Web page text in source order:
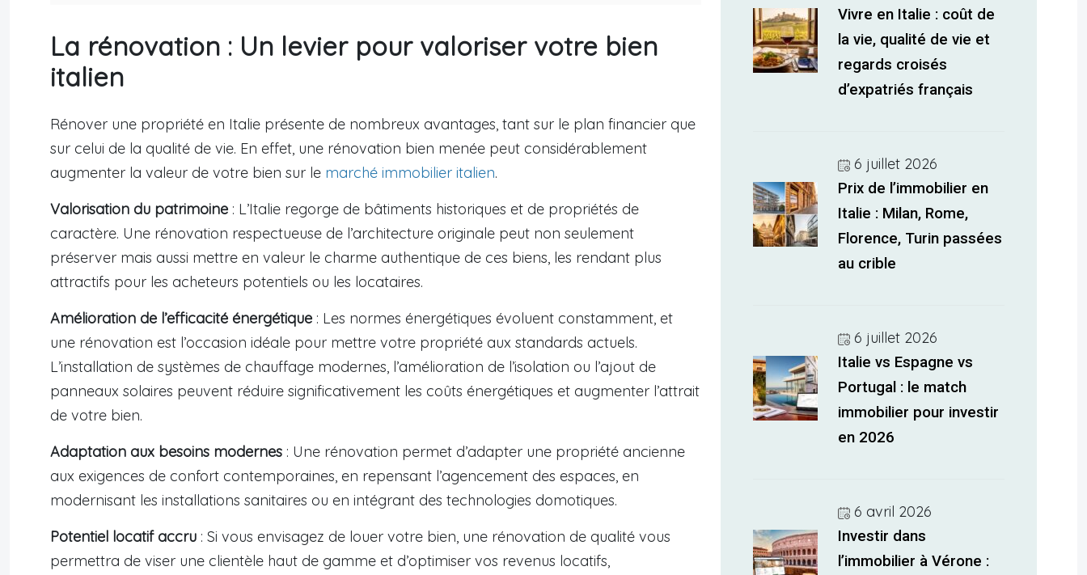
La rénovation : Un levier pour valoriser votre bien
italien
Rénover une propriété en Italie présente de nombreux avantages, tant sur le plan financier que
sur celui de la qualité de vie. En effet, une rénovation bien menée peut considérablement
augmenter la valeur de votre bien sur le marché immobilier italien.
Valorisation du patrimoine : L’Italie regorge de bâtiments historiques et de propriétés de
caractère. Une rénovation respectueuse de l’architecture originale peut non seulement
préserver mais aussi mettre en valeur le charme authentique de ces biens, les rendant plus
attractifs pour les acheteurs potentiels ou les locataires.
Amélioration de l’efficacité énergétique : Les normes énergétiques évoluent constamment, et
une rénovation est l’occasion idéale pour mettre votre propriété aux standards actuels.
L’installation de systèmes de chauffage modernes, l’amélioration de l’isolation ou l’ajout de
panneaux solaires peuvent réduire significativement les coûts énergétiques et augmenter l’attrait
de votre bien.
Adaptation aux besoins modernes : Une rénovation permet d’adapter une propriété ancienne
aux exigences de confort contemporaines, en repensant l’agencement des espaces, en
modernisant les installations sanitaires ou en intégrant des technologies domotiques.
Potentiel locatif accru : Si vous envisagez de louer votre bien, une rénovation de qualité vous
permettra de viser une clientèle haut de gamme et d’optimiser vos revenus locatifs,
Vivre en Italie : coût de
la vie, qualité de vie et
regards croisés
d’expatriés français
6 juillet 2026
Prix de l’immobilier en
Italie : Milan, Rome,
Florence, Turin passées
au crible
6 juillet 2026
Italie vs Espagne vs
Portugal : le match
immobilier pour investir
en 2026
6 avril 2026
Investir dans
l’immobilier à Vérone :